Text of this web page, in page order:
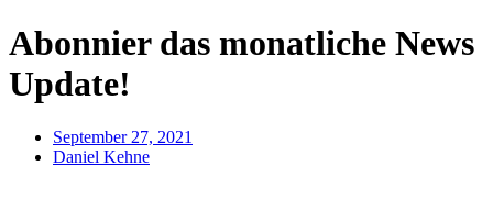
Abonnier das monatliche News
Update!
September 27, 2021
Daniel Kehne